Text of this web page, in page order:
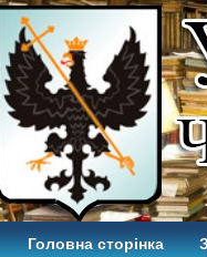
Головна сторінка